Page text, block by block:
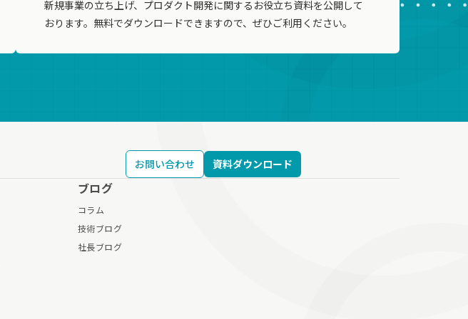
新規事業の立ち上げ、プロダクト開発に関するお役立ち資料を公開して
おります。無料でダウンロードできますので、ぜひご利用ください。
お問い合わせ 資料ダウンロード
ブログ
コラム
技術ブログ
社長ブログ